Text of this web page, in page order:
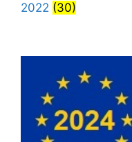
2022 (30)